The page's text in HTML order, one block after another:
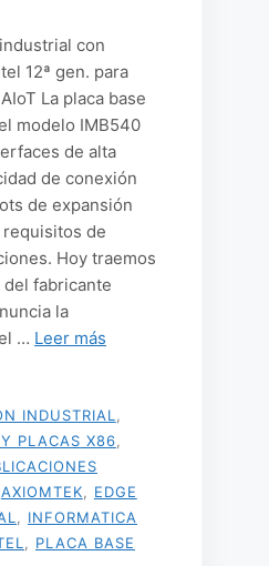
con
12ª gen. para
La placa base
modelo IMB540
de alta
de conexión
de expansión
de
Hoy traemos
del fabricante
la
… Leer más
INDUSTRIAL
PLACAS X86
AXIOMTEK
EDGE
INFORMATICA
PLACA BASE